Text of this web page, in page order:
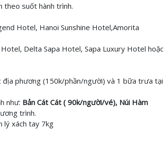
theo suốt hành trình.
Hotel, Hanoi Sunshine Hotel,Amorita
Hotel, Delta Sapa Hotel, Sapa Luxury Hotel hoặc
địa phương (150k/phần/người) và 1 bữa trưa tại
như: Bản Cát Cát ( 90k/người/vé), Núi Hàm
trình.
lý xách tay 7kg